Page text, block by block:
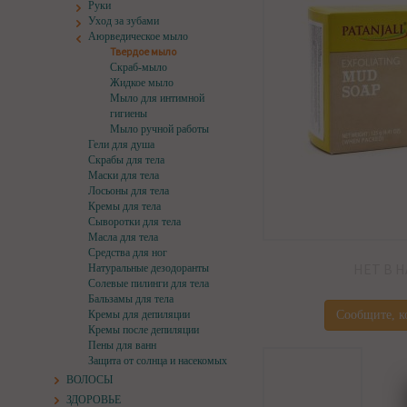
Руки
Уход за зубами
Аюрведическое мыло
Твердое мыло
Скраб-мыло
Жидкое мыло
Мыло для интимной
гигиены
Мыло ручной работы
Гели для душа
Скрабы для тела
Маски для тела
Лосьоны для тела
Кремы для тела
Сыворотки для тела
Масла для тела
Средства для ног
Натуральные дезодоранты
Солевые пилинги для тела
Бальзамы для тела
Кремы для депиляции
Кремы после депиляции
Пены для ванн
Защита от солнца и насекомых
ВОЛОСЫ
ЗДОРОВЬЕ
Сообщите,